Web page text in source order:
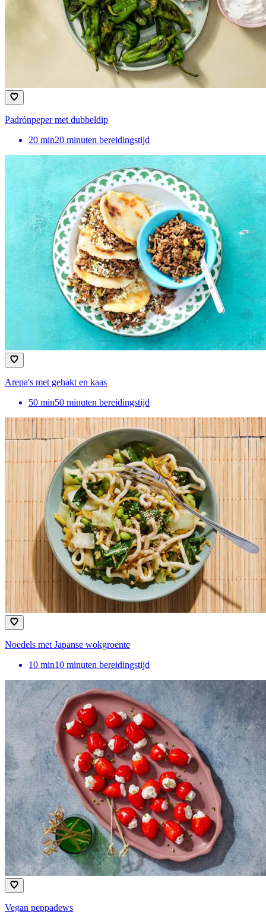
Padrónpeper met dubbeldip
20 min20 minuten bereidingstijd
Arepa's met gehakt en kaas
50 min50 minuten bereidingstijd
Noedels met Japanse wokgroente
10 min10 minuten bereidingstijd
Vegan peppadews